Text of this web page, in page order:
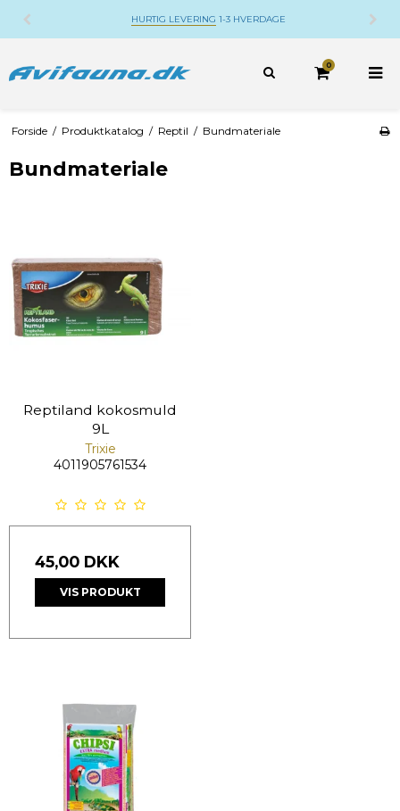
DANSK WEBSHOPBELIGGENDE PÅ
0
Forside / Produktkatalog / Reptil / Bundmateriale
Bundmateriale
Reptiland kokosmuld
9L
Trixie
4011905761534
45,00 DKK
VIS PRODUKT